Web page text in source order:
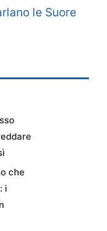
le Suore
che
i